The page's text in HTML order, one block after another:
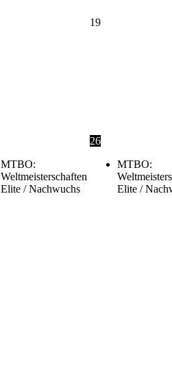
19
MTBO:
Weltmeisterschaften
Elite / Nachwuchs
26
MTBO:
Elite /